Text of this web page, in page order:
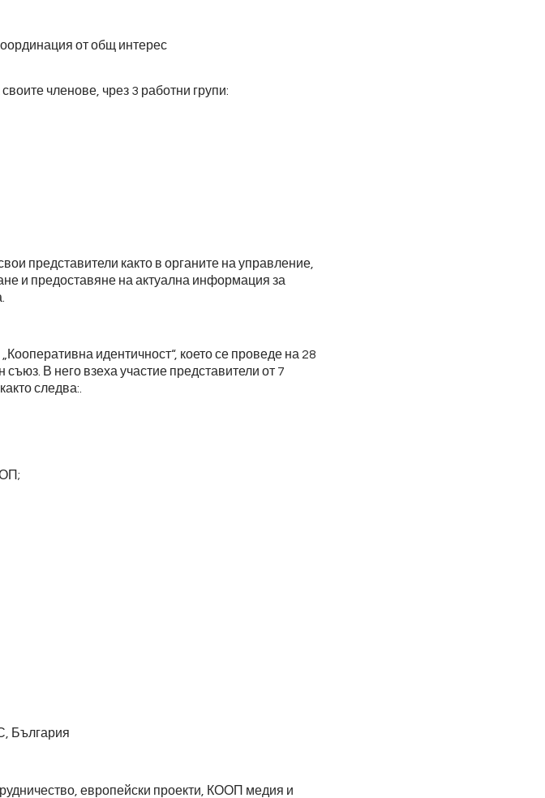
от общ интерес
членове, чрез 3 работни групи:
представители както в органите на управление,
и предоставяне на актуална информация за
идентичност“, което се проведе на 28
В него взеха участие представители от 7
следва:.
България
европейски проекти, КООП медия и